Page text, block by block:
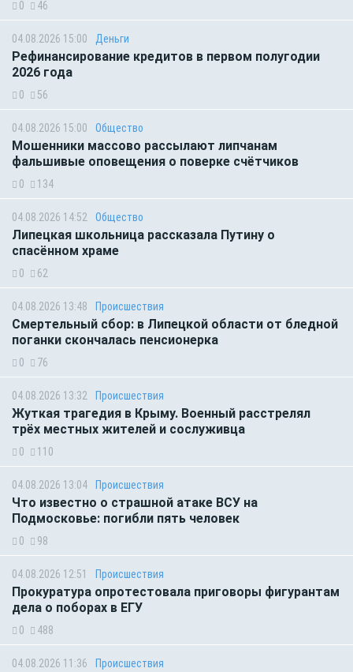
0 46
04.08.2026 15:00 Деньги
Рефинансирование кредитов в первом полугодии
2026 года
0 56
04.08.2026 15:00 Общество
Мошенники массово рассылают липчанам
фальшивые оповещения о поверке счётчиков
0 134
04.08.2026 14:52 Общество
Липецкая школьница рассказала Путину о
спасённом храме
0 62
04.08.2026 13:48 Происшествия
Смертельный сбор: в Липецкой области от бледной
поганки скончалась пенсионерка
0 76
04.08.2026 13:32 Происшествия
Жуткая трагедия в Крыму. Военный расстрелял
трёх местных жителей и сослуживца
0 110
04.08.2026 13:04 Происшествия
Что известно о страшной атаке ВСУ на
Подмосковье: погибли пять человек
0 98
04.08.2026 12:51 Происшествия
Прокуратура опротестовала приговоры фигурантам
дела о поборах в ЕГУ
0 488
04.08.2026 11:36 Происшествия